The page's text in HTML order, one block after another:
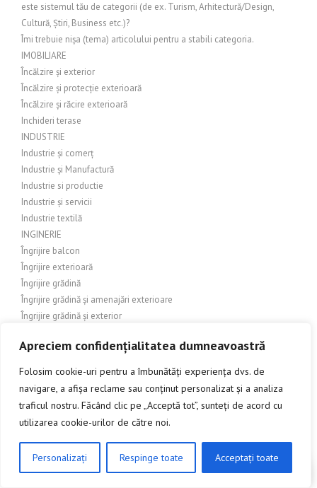
Apreciem confidențialitatea dumneavoastră
Folosim cookie-uri pentru a îmbunătăți experiența dvs. de
navigare, a afișa reclame sau conținut personalizat și a analiza
traficul nostru. Făcând clic pe „Acceptă tot”, sunteți de acord cu
utilizarea cookie-urilor de către noi.
Personalizați Respinge toate Acceptați toate
este sistemul tău de categorii (de ex. Turism, Arhitectură/Design,
Cultură, Știri, Business etc.)?
Îmi trebuie nișa (tema) articolului pentru a stabili categoria.
IMOBILIARE
Încălzire și exterior
Încălzire și protecție exterioară
Încălzire și răcire exterioară
Inchideri terase
INDUSTRIE
Industrie și comerț
Industrie și Manufactură
Industrie si productie
Industrie și servicii
Industrie textilă
INGINERIE
Îngrijire balcon
Îngrijire exterioară
Îngrijire grădină
Îngrijire grădină și amenajări exterioare
Îngrijire grădină și exterior
Îngrijire grădină și peisaj
Îngrijire grădină și terase
Îngrijire grădină/Exterioare
Îngrijire și amenajare exterioară
Îngrijire și amenajare grădină
Îngrijire și decorare exterioară
CLICK AICI PENTRU A DISCUTA